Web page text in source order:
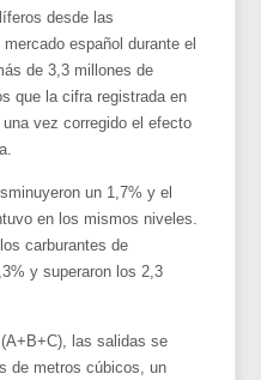
desde las
mercado español durante el
de 3,3 millones de
que la cifra registrada en
vez corregido el efecto
un 1,7% y el
en los mismos niveles.
carburantes de
y superaron los 2,3
las salidas se
de metros cúbicos, un